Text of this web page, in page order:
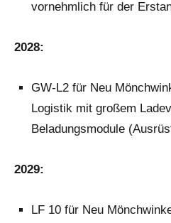
vornehmlich für der
2028:
GW-L2 für Neu
Logistik mit großem
Beladungsmodule
2029:
LF 10 für Neu